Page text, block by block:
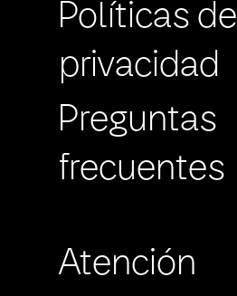
Políticas de
privacidad
Preguntas
frecuentes
Atención